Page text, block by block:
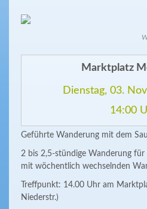
Marktplatz
Dienstag, 03.
14:00
Geführte Wanderung mit dem
2 bis 2,5-stündige Wanderung
mit wöchentlich wechselnden
Treffpunkt: 14.00 Uhr am
Niederstr.)